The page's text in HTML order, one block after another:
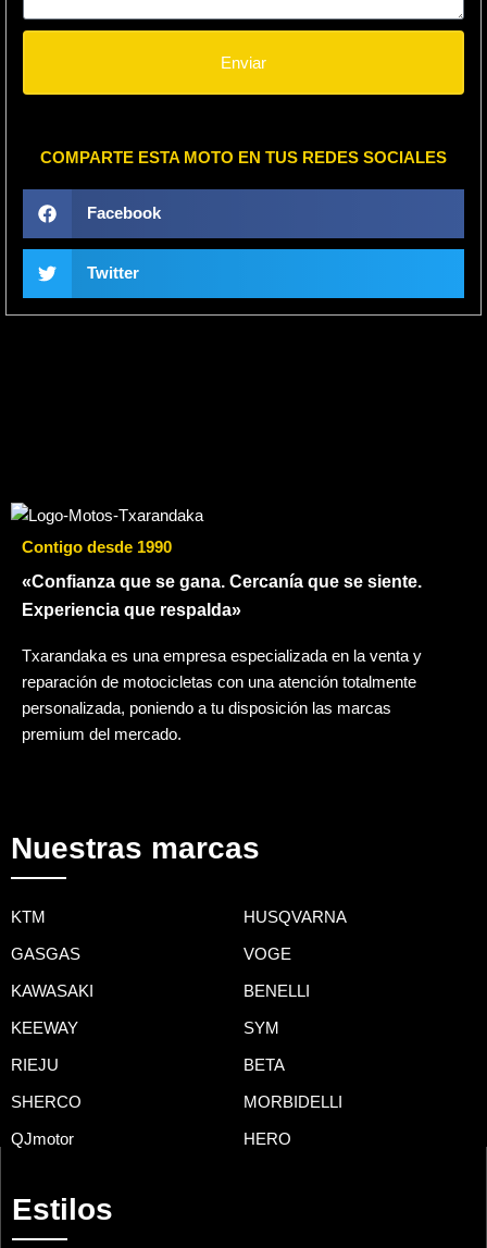
Enviar
COMPARTE ESTA MOTO EN TUS REDES SOCIALES
Facebook
Twitter
Contigo desde 1990
«Confianza que se gana. Cercanía que se siente.
Experiencia que respalda»
Txarandaka es una empresa especializada en la venta y
reparación de motocicletas con una atención totalmente
personalizada, poniendo a tu disposición las marcas
premium del mercado.
Nuestras marcas
KTM HUSQVARNA
GASGAS VOGE
KAWASAKI BENELLI
KEEWAY SYM
RIEJU BETA
SHERCO MORBIDELLI
QJmotor HERO
Estilos